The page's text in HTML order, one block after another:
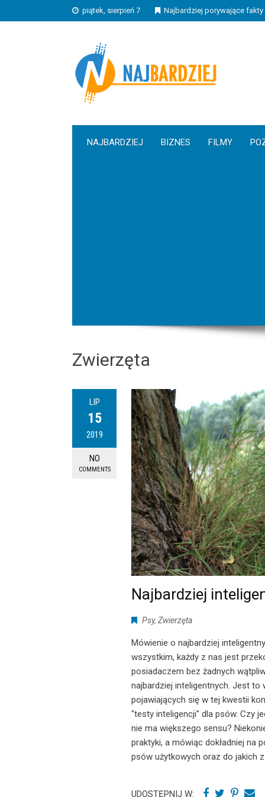
piątek, sierpień 7 Najbardziej porywające fakty
NAJBARDZIEJ BIZNES FILMY
Zwierzęta
LIP
15
2019
NO
COMMENTS
Najbardziej
Psy, Zwierzęta
Mówienie o najbardziej
wszystkim, każdy z nas jest
posiadaczem bez żadnych
najbardziej inteligentnych. Jest
pojawiających się w tej kwestii
"testy inteligencji" dla psów. Czy
nie ma większego sensu?
praktyki, a mówiąc dokładniej na
psów użytkowych oraz do jakich
UDOSTĘPNIJ W: